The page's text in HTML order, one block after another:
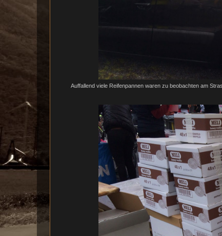
Auffallend viele Reifenpannen waren zu beobachten am